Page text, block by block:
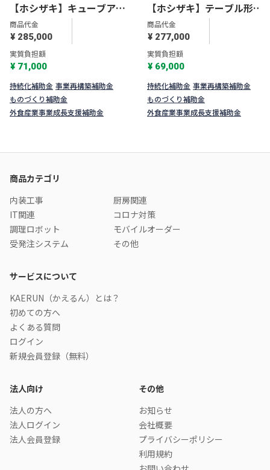
【ホシザキ】キューブアイ
スメーカー スライド扉タイ
プ IM-35SM-2
商品代金
¥ 285,000
実質負担額
¥ 71,000
持続化補助金 事業再構築補助金
ものづくり補助金
外食産業事業成長支援補助金
【ホシザキ】テーブル形冷
凍冷蔵庫Ｇタイプ RFT-
120SNG-1
商品代金
¥ 277,000
実質負担額
¥ 69,000
持続化補助金 事業再構築補助金
ものづくり補助金
外食産業事業成長支援補助金
商品カテゴリ
内装工事
厨房関連
IT関連
コロナ対策
調理ロボット
モバイルオーダー
受発注システム
その他
サービスについて
KAERUN（かえるん）とは？
初めての方へ
よくある質問
ログイン
新規会員登録（無料）
法人向け
法人の方へ
法人ログイン
法人会員登録
その他
お知らせ
会社概要
プライバシーポリシー
利用規約